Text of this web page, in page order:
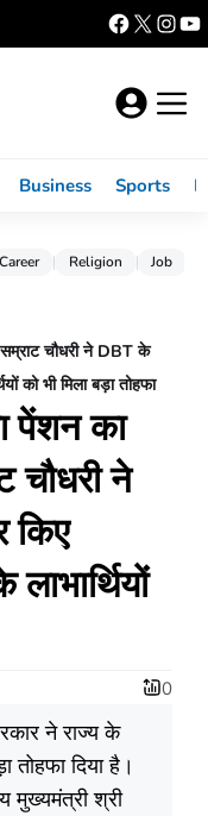
Business Sports
Career Religion Job
सम्राट चौधरी ने DBT के
को भी मिला बड़ा तोहफा
पेंशन का
चौधरी ने
किए
0
ने राज्य के
तोहफा दिया है।
श्री